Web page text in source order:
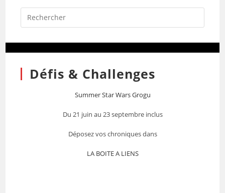
Défis & Challenges
Summer Star Wars Grogu
Du 21 juin au 23 septembre inclus
Déposez vos chroniques dans
LA BOITE A LIENS